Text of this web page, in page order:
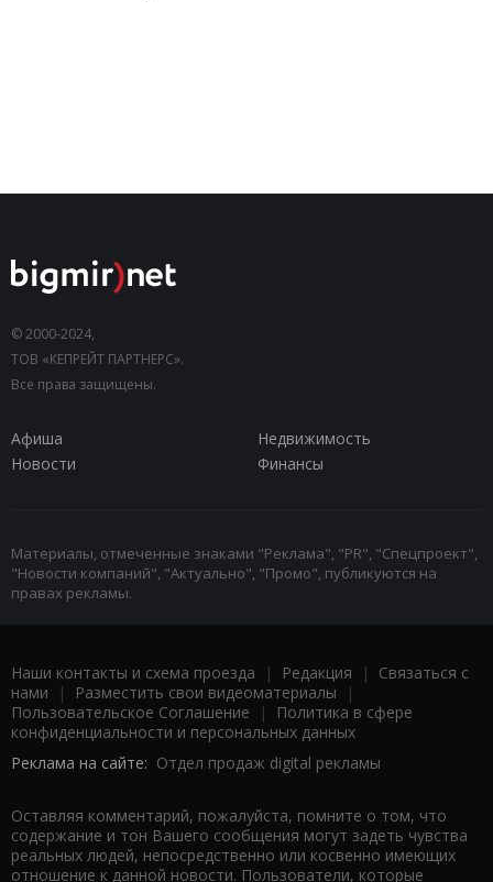
© 2000-2024,
ТОВ «КЕПРЕЙТ ПАРТНЕРС».
Все права защищены.
Афиша
Недвижимость
Новости
Финансы
Материалы, отмеченные знаками "Реклама", "PR", "Спецпроект",
"Новости компаний", "Актуально", "Промо", публикуются на
правах рекламы.
Наши контакты и схема проезда | Редакция | Связаться с
нами | Разместить свои видеоматериалы |
Пользовательское Соглашение |
Политика в сфере
конфиденциальности и персональных данных
Реклама на сайте: Отдел продаж digital рекламы
Оставляя комментарий, пожалуйста, помните о том, что
содержание и тон Вашего сообщения могут задеть чувства
реальных людей, непосредственно или косвенно имеющих
отношение к данной новости. Пользователи, которые